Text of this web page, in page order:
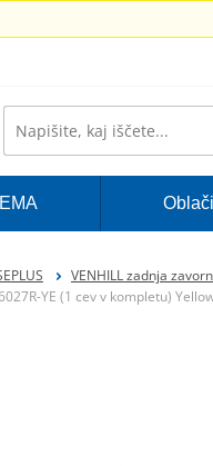
VENHILL zadnja
YE (1 cev v kompletu)